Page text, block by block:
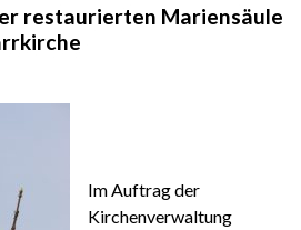
restaurierten Mariensäule
Im Auftrag der
Kirchenverwaltung